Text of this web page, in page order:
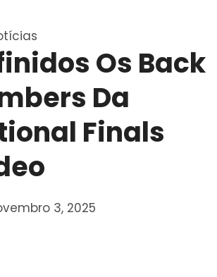
Os Back
Da
Finals
3, 2025